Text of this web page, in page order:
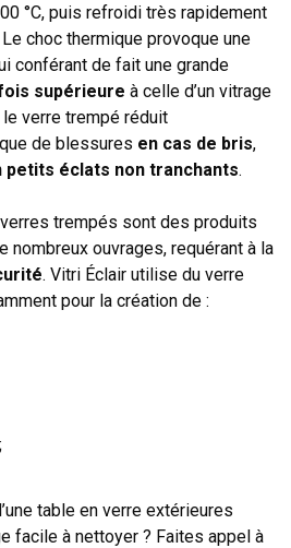
°C, puis refroidi très rapidement
choc thermique provoque une
conférant de fait une grande
supérieure à celle d’un vitrage
verre trempé réduit
de blessures en cas de bris,
petits éclats non tranchants.
trempés sont des produits
nombreux ouvrages, requérant à la
. Vitri Éclair utilise du verre
pour la création de :
table en verre extérieures
facile à nettoyer ? Faites appel à